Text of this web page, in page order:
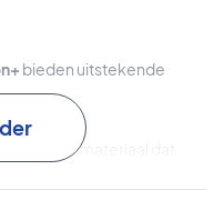
bieden uitstekende
meshmateriaal dat